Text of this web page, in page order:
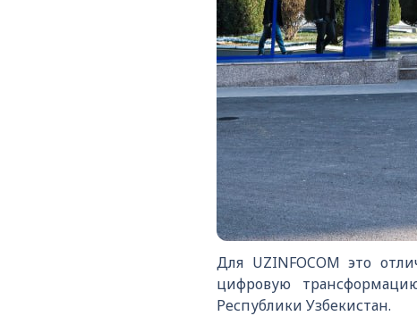
Для UZINFOCOM это
цифровую
Республики Узбекистан.